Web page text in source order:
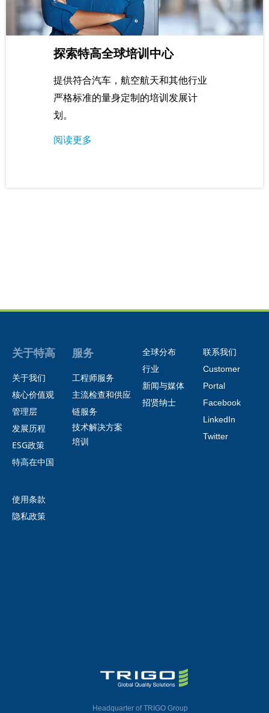
探索特高全球培训中心
提供符合汽车，航空航天和其他行业
严格标准的量身定制的培训发展计
划。
阅读更多
关于特高
关于我们
核心价值观
管理层
发展历程
ESG政策
特高在中国
服务
工程师服务
主流检查和供应
链服务
技术解决方案
培训
全球分布
行业
新闻与媒体
招贤纳士
联系我们
Customer
Portal
Facebook
LinkedIn
Twitter
使用条款
隐私政策
Headquarter of TRIGO Group